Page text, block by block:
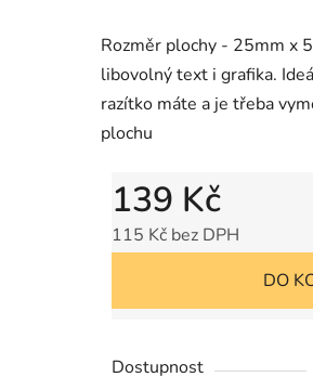
je
0,0
z
5
Rozměr plochy - 25mm x
libovolný text i grafika.
razítko máte a je třeba
plochu
139 Kč
115 Kč bez DPH
DO
Dostupnost